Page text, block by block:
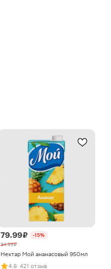
79.99 ₽
-15%
94.99 ₽
Нектар Мой ананасовый 950мл
4.8· 421 отзыв